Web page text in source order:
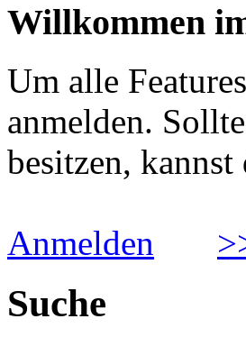
Willkommen
Um alle
anmelden.
besitzen,
Anmelden
Suche